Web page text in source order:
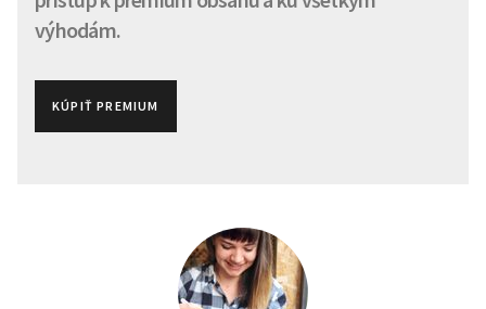
výhodám.
KÚPIŤ PREMIUM